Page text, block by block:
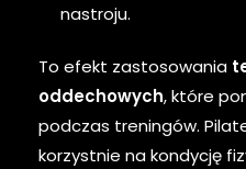
nastroju.
To efekt zastosowania
oddechowych, które
podczas treningów.
korzystnie na kondycję